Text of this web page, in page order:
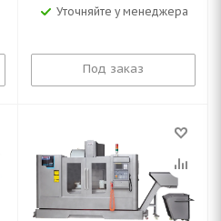
Уточняйте у менеджера
Под заказ